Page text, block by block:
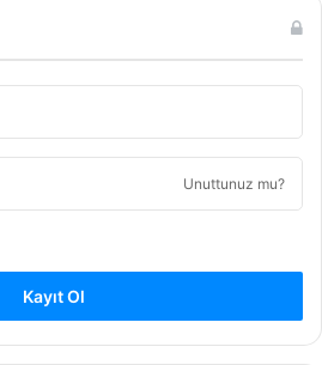
Unuttunuz mu?
Kayıt Ol